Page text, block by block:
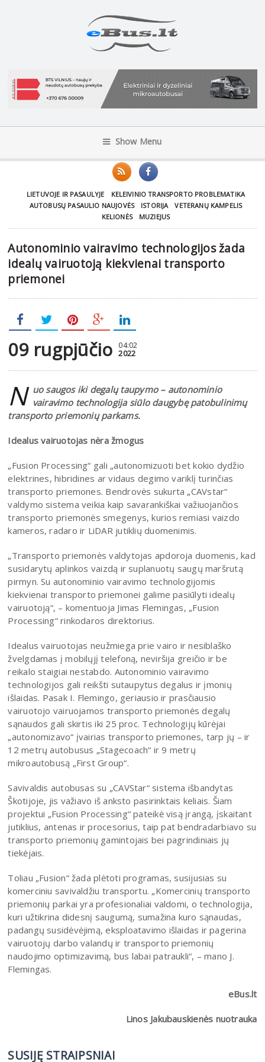
Show Menu
LIETUVOJE IR PASAULYJE
KELEIVINIO TRANSPORTO PROBLEMATIKA
AUTOBUSŲ PASAULIO NAUJOVĖS
ISTORIJA
VETERANŲ KAMPELIS
KELIONĖS
MUZIEJUS
Autonominio vairavimo technologijos žada
idealų vairuotoją kiekvienai transporto
priemonei
09 rugpjūčio 04:02
2022
N uo saugos iki degalų taupymo – autonominio
vairavimo technologija siūlo daugybę patobulinimų
transporto priemonių parkams.
Idealus vairuotojas nėra žmogus
„Fusion Processing“ gali „autonomizuoti bet kokio dydžio
elektrines, hibridines ar vidaus degimo variklį turinčias
transporto priemones. Bendrovės sukurta „CAVstar“
valdymo sistema veikia kaip savarankiškai važiuojančios
transporto priemonės smegenys, kurios remiasi vaizdo
kameros, radaro ir LiDAR jutiklių duomenimis.
„Transporto priemonės valdytojas apdoroja duomenis, kad
susidarytų aplinkos vaizdą ir suplanuotų saugų maršrutą
pirmyn. Su autonominio vairavimo technologijomis
kiekvienai transporto priemonei galime pasiūlyti idealų
vairuotoją“, – komentuoja Jimas Flemingas, „Fusion
Processing“ rinkodaros direktorius.
Idealus vairuotojas neužmiega prie vairo ir nesiblaško
žvelgdamas į mobilųjį telefoną, neviršija greičio ir be
reikalo staigiai nestabdo. Autonominio vairavimo
technologijos gali reikšti sutaupytus degalus ir įmonių
išlaidas. Pasak I. Flemingo, geriausio ir prasčiausio
vairuotojo vairuojamos transporto priemonės degalų
sąnaudos gali skirtis iki 25 proc. Technologijų kūrėjai
„autonomizavo“ įvairias transporto priemones, tarp jų – ir
12 metrų autobusus „Stagecoach“ ir 9 metrų
mikroautobusą „First Group“.
Savivaldis autobusas su „CAVStar“ sistema išbandytas
Škotijoje, jis važiavo iš anksto pasirinktais keliais. Šiam
projektui „Fusion Processing“ pateikė visą įrangą, įskaitant
jutiklius, antenas ir procesorius, taip pat bendradarbiavo su
transporto priemonių gamintojais bei pagrindiniais jų
tiekėjais.
Toliau „Fusion“ žada plėtoti programas, susijusias su
komerciniu savivaldžiu transportu. „Komercinių transporto
priemonių parkai yra profesionaliai valdomi, o technologija,
kuri užtikrina didesnį saugumą, sumažina kuro sąnaudas,
padangų susidėvėjimą, eksploatavimo išlaidas ir pagerina
vairuotojų darbo valandų ir transporto priemonių
naudojimo optimizavimą, bus labai patraukli“, – mano J.
Flemingas.
eBus.lt
Linos Jakubauskienės nuotrauka
SUSIJĘ STRAIPSNIAI